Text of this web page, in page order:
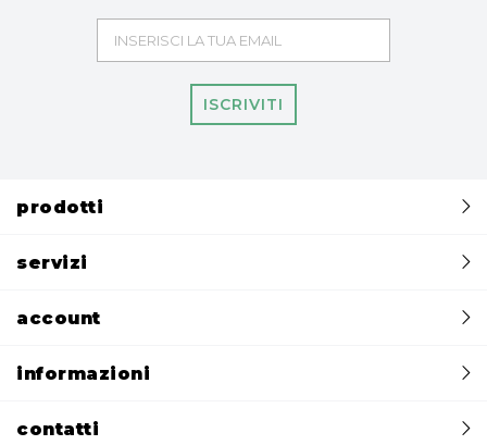
ISCRIVITI
prodotti
servizi
account
informazioni
contatti